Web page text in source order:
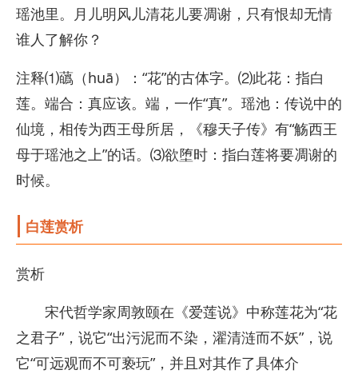
瑶池里。月儿明风儿清花儿要凋谢，只有恨却无情
谁人了解你？
注释⑴蘤（huā）：“花”的古体字。⑵此花：指白
莲。端合：真应该。端，一作“真”。瑶池：传说中的
仙境，相传为西王母所居，《穆天子传》有“觞西王
母于瑶池之上”的话。⑶欲堕时：指白莲将要凋谢的
时候。
白莲赏析
赏析
宋代哲学家周敦颐在《爱莲说》中称莲花为“花
之君子”，说它“出污泥而不染，濯清涟而不妖”，说
它“可远观而不可亵玩”，并且对其作了具体介